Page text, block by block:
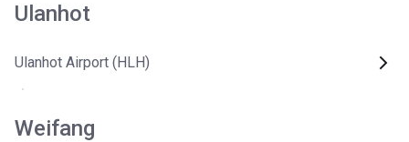
Ulanhot
Ulanhot Airport (HLH)
Weifang